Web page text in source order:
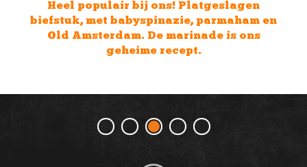
Ik wilde graag een streekpoduct
gebruiken. Zie hier het resultaat: paté met
appels, peren, vijgen en bessen.